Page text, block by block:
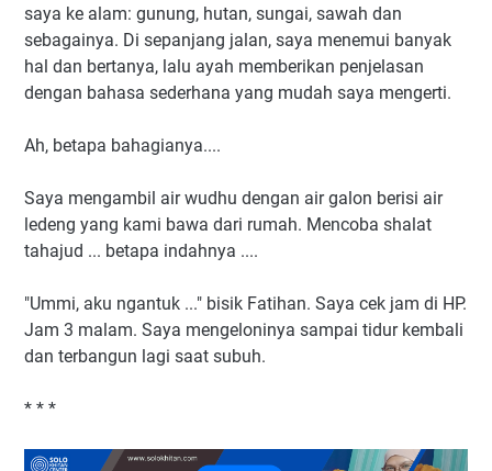
saya ke alam: gunung, hutan, sungai, sawah dan
sebagainya. Di sepanjang jalan, saya menemui banyak
hal dan bertanya, lalu ayah memberikan penjelasan
dengan bahasa sederhana yang mudah saya mengerti.
Ah, betapa bahagianya....
Saya mengambil air wudhu dengan air galon berisi air
ledeng yang kami bawa dari rumah. Mencoba shalat
tahajud ... betapa indahnya ....
"Ummi, aku ngantuk ..." bisik Fatihan. Saya cek jam di HP.
Jam 3 malam. Saya mengeloninya sampai tidur kembali
dan terbangun lagi saat subuh.
* * *